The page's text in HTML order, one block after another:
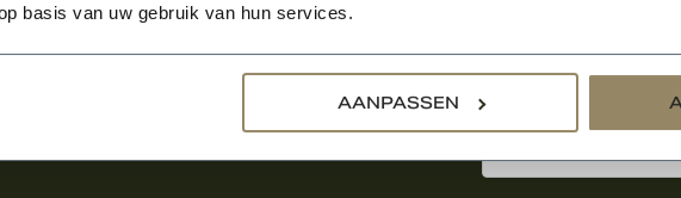
basis van uw gebruik van hun services.
AANPASSEN
het laatste nieuws
bouwstijl!